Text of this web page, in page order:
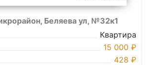
Беляева ул, №32к1
Квартира
15 000 ₽
428 ₽